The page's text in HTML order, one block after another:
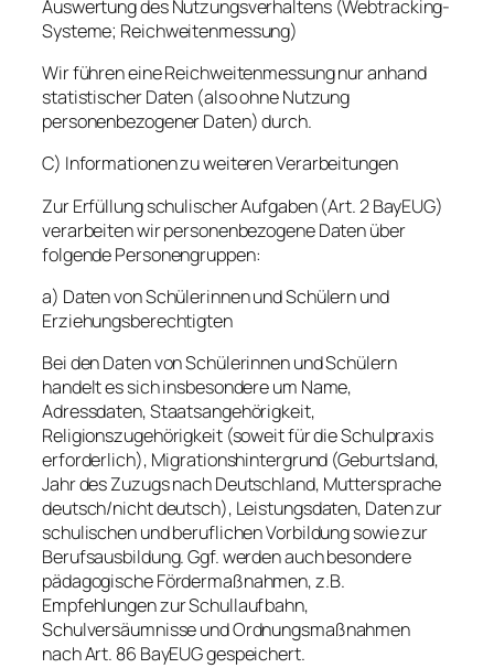
Auswertung des Nutzungsverhaltens (Webtracking-
Systeme; Reichweitenmessung)
Wir führen eine Reichweitenmessung nur anhand
statistischer Daten (also ohne Nutzung
personenbezogener Daten) durch.
C) Informationen zu weiteren Verarbeitungen
Zur Erfüllung schulischer Aufgaben (Art. 2 BayEUG)
verarbeiten wir personenbezogene Daten über
folgende Personengruppen:
a) Daten von Schülerinnen und Schülern und
Erziehungsberechtigten
Bei den Daten von Schülerinnen und Schülern
handelt es sich insbesondere um Name,
Adressdaten, Staatsangehörigkeit,
Religionszugehörigkeit (soweit für die Schulpraxis
erforderlich), Migrationshintergrund (Geburtsland,
Jahr des Zuzugs nach Deutschland, Muttersprache
deutsch/nicht deutsch), Leistungsdaten, Daten zur
schulischen und beruflichen Vorbildung sowie zur
Berufsausbildung. Ggf. werden auch besondere
pädagogische Fördermaßnahmen, z.B.
Empfehlungen zur Schullaufbahn,
Schulversäumnisse und Ordnungsmaßnahmen
nach Art. 86 BayEUG gespeichert.